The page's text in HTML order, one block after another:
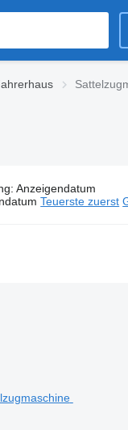
: Anzeigendatum
Teuerste zuerst